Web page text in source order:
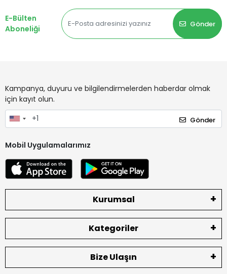
E-Bülten
Aboneliği
Gönder
Kampanya, duyuru ve bilgilendirmelerden haberdar olmak
için kayıt olun.
Gönder
Mobil Uygulamalarımız
Kurumsal
Kategoriler
Bize Ulaşın